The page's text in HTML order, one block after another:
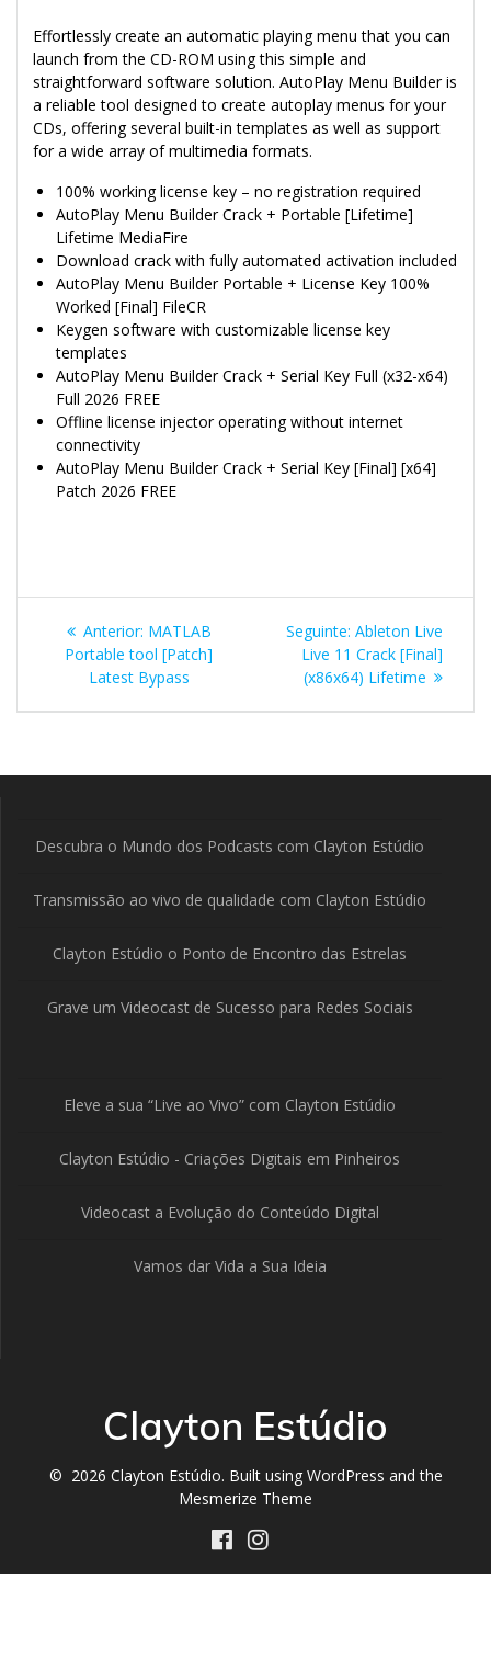
Effortlessly create an automatic playing menu that you can
launch from the CD-ROM using this simple and
straightforward software solution. AutoPlay Menu Builder is
a reliable tool designed to create autoplay menus for your
CDs, offering several built-in templates as well as support
for a wide array of multimedia formats.
100% working license key – no registration required
AutoPlay Menu Builder Crack + Portable [Lifetime]
Lifetime MediaFire
Download crack with fully automated activation included
AutoPlay Menu Builder Portable + License Key 100%
Worked [Final] FileCR
Keygen software with customizable license key
templates
AutoPlay Menu Builder Crack + Serial Key Full (x32-x64)
Full 2026 FREE
Offline license injector operating without internet
connectivity
AutoPlay Menu Builder Crack + Serial Key [Final] [x64]
Patch 2026 FREE
Navegação
Post
Anterior: Post
anterior:
MATLAB
Portable tool [Patch]
Latest Bypass
Seguinte: Post
seguinte:
Ableton Live
Live 11 Crack [Final]
(x86x64) Lifetime
Descubra o Mundo dos Podcasts com Clayton Estúdio
Transmissão ao vivo de qualidade com Clayton Estúdio
Clayton Estúdio o Ponto de Encontro das Estrelas
Grave um Videocast de Sucesso para Redes Sociais
Eleve a sua “Live ao Vivo” com Clayton Estúdio
Clayton Estúdio - Criações Digitais em Pinheiros
Videocast a Evolução do Conteúdo Digital
Vamos dar Vida a Sua Ideia
Clayton Estúdio
© 2026 Clayton Estúdio. Built using WordPress and the
Mesmerize Theme